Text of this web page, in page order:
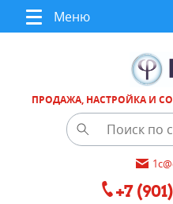
Меню
ПРОДАЖА, НАСТРОЙКА И
+7